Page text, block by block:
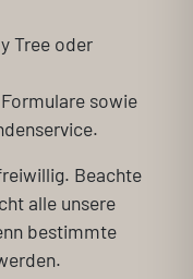
Tree oder
sowie
Beachte
alle unsere
bestimmte